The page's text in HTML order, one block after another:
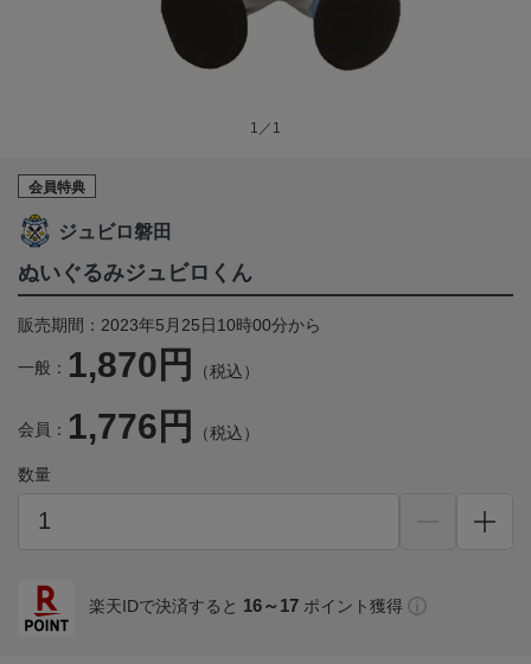
1／1
会員特典
ジュビロ磐田
ぬいぐるみジュビロくん
販売期間：2023年5月25日10時00分から
一般： 1,870円 （税込）
会員： 1,776円 （税込）
数量
楽天IDで決済すると 16～17 ポイント獲得